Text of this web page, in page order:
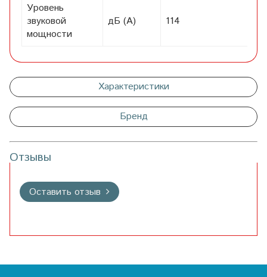
Уровень
звуковой
мощности
дБ (А) 114
Характеристики
Бренд
Отзывы
Оставить отзыв